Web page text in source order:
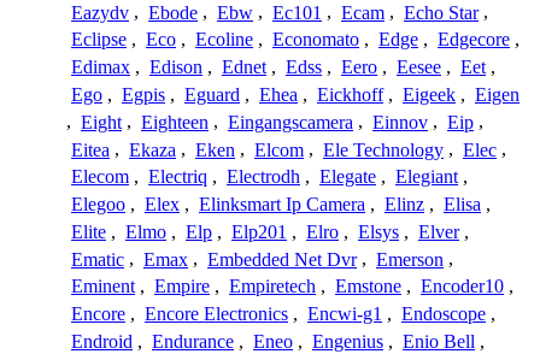
Eazydv , Ebode , Ebw , Ec101 , Ecam , Echo Star ,
Eclipse , Eco , Ecoline , Economato , Edge , Edgecore ,
Edimax , Edison , Ednet , Edss , Eero , Eesee , Eet ,
Ego , Egpis , Eguard , Ehea , Eickhoff , Eigeek , Eigen
, Eight , Eighteen , Eingangscamera , Einnov , Eip ,
Eitea , Ekaza , Eken , Elcom , Ele Technology , Elec ,
Elecom , Electriq , Electrodh , Elegate , Elegiant ,
Elegoo , Elex , Elinksmart Ip Camera , Elinz , Elisa ,
Elite , Elmo , Elp , Elp201 , Elro , Elsys , Elver ,
Ematic , Emax , Embedded Net Dvr , Emerson ,
Eminent , Empire , Empiretech , Emstone , Encoder10 ,
Encore , Encore Electronics , Encwi-g1 , Endoscope ,
Endroid , Endurance , Eneo , Engenius , Enio Bell ,